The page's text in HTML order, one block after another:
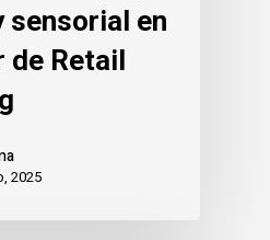
en
de Retail
2025